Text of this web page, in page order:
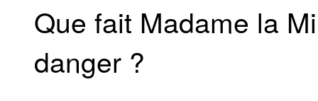
Que fait Madame la
danger ?